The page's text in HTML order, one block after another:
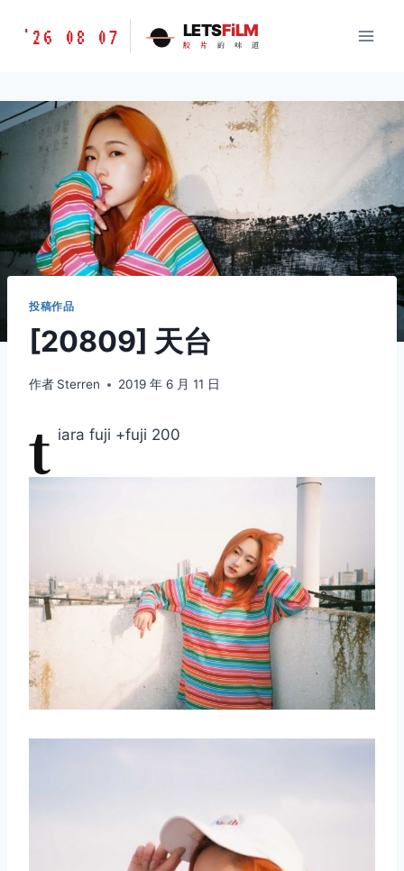
胶
味
道
LETSFILM
'26 08 07 LETSFiLM
胶 片 的 味 道
投稿作品
[20809] 天台
作者 Sterren 2019 年 6 月 11 日
t iara fuji +fuji 200